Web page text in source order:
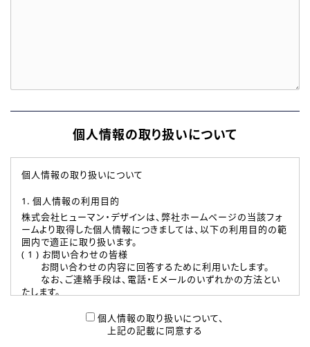
個人情報の取り扱いについて
個人情報の取り扱いについて
1. 個人情報の利用目的
株式会社ヒューマン・デザインは、弊社ホームページの当該フォ
ームより取得した個人情報につきましては、以下の利用目的の範
囲内で適正に取り扱います。
( 1 ) お問い合わせの皆様
お問い合わせの内容に回答するために利用いたします。
なお、ご連絡手段は、電話・Ｅメールのいずれかの方法とい
たします。
本登録に関するご連絡および本登録時の参考情報として利
個人情報の取り扱いについて、
上記の記載に同意する